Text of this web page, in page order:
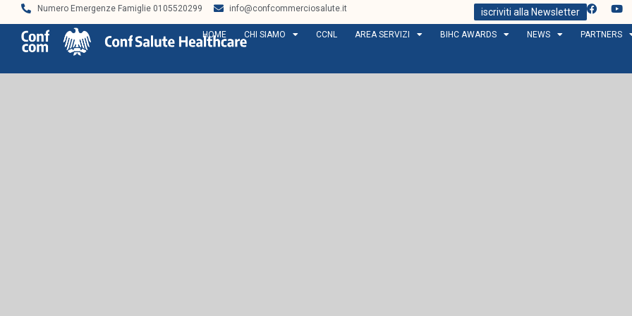
Numero Emergenze Famiglie 0105520299 info@confcommerciosalute.it iscriviti alla Newsletter
HOME CHI SIAMO CCNL AREA SERVIZI BIHC AWARDS NEWS PARTNERS